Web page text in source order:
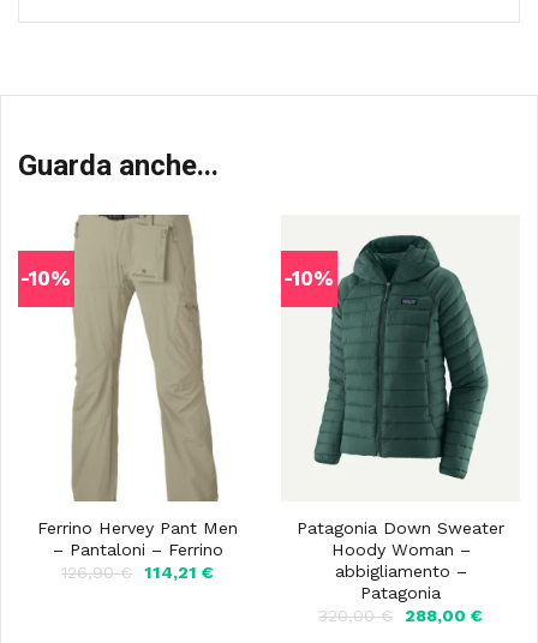
Guarda anche...
-10%
Ferrino Hervey Pant Men
– Pantaloni – Ferrino
126,90€
Il
114,21 €Il
-10%
Patagonia Down Sweater
Hoody Woman –
abbigliamento –
Patagonia
320,00€
Il
288,00 €Il